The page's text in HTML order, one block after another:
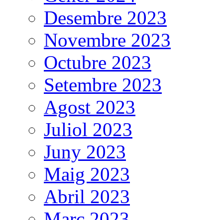
Desembre 2023
Novembre 2023
Octubre 2023
Setembre 2023
Agost 2023
Juliol 2023
Juny 2023
Maig 2023
Abril 2023